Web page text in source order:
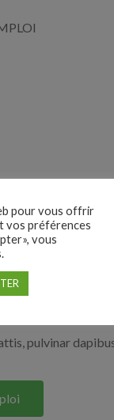
ou encore un
pulvinar
pour vous offrir
vos préférences
vous